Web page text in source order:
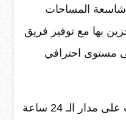
المساحات
بها مع توفير فريق
مستوى احترافي
يتم مراقبة المخازن بكاميرات على مدار الـ 24 ساعة